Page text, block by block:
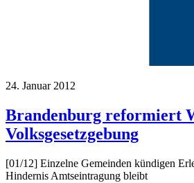
24. Januar 2012
Brandenburg reformiert
Volksgesetzgebung
[01/12] Einzelne Gemeinden kündigen
Hindernis Amtseintragung bleibt